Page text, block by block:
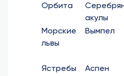
Орбита
акулы
Морские
львы
Вымпел
Ястребы
Аспен